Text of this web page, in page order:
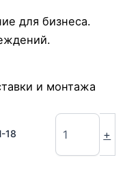
для бизнеса.
и монтажа
18
+